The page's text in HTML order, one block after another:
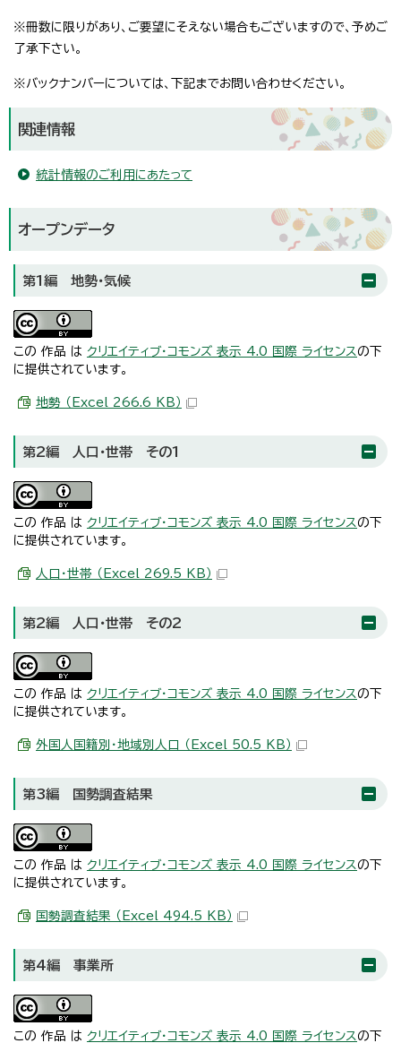
※冊数に限りがあり、ご要望にそえない場合もございますので、予めご
了承下さい。
※バックナンバーについては、下記までお問い合わせください。
関連情報
統計情報のご利用にあたって
オープンデータ
第1編 地勢・気候
この 作品 は クリエイティブ・コモンズ 表示 4.0 国際 ライセンス の下
に提供されています。
地勢 （Excel 266.6 KB）
第2編 人口・世帯 その1
この 作品 は クリエイティブ・コモンズ 表示 4.0 国際 ライセンス の下
に提供されています。
人口・世帯 （Excel 269.5 KB）
第2編 人口・世帯 その2
この 作品 は クリエイティブ・コモンズ 表示 4.0 国際 ライセンス の下
に提供されています。
外国人国籍別・地域別人口 （Excel 50.5 KB）
第3編 国勢調査結果
この 作品 は クリエイティブ・コモンズ 表示 4.0 国際 ライセンス の下
に提供されています。
国勢調査結果 （Excel 494.5 KB）
第4編 事業所
この 作品 は クリエイティブ・コモンズ 表示 4.0 国際 ライセンス の下